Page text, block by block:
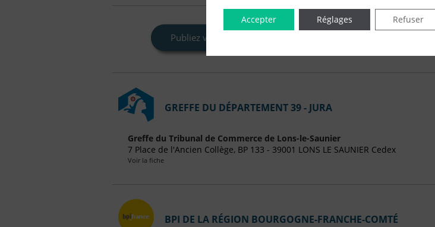
Publiez votre Annonce Légale dans un journal habilité du 39 - Jura
GREFFE DU DÉPARTEMENT 39 - JURA
Greffe du Tribunal de Commerce de Lons-le-Saunier
7 Place de l'Ancien Collège, BP 133 - 39001 LONS LE SAUNIER Cedex
Voir la fiche
BPI DE LA RÉGION BOURGOGNE-FRANCHE-COMTÉ
Accepter Refuser
Réglages